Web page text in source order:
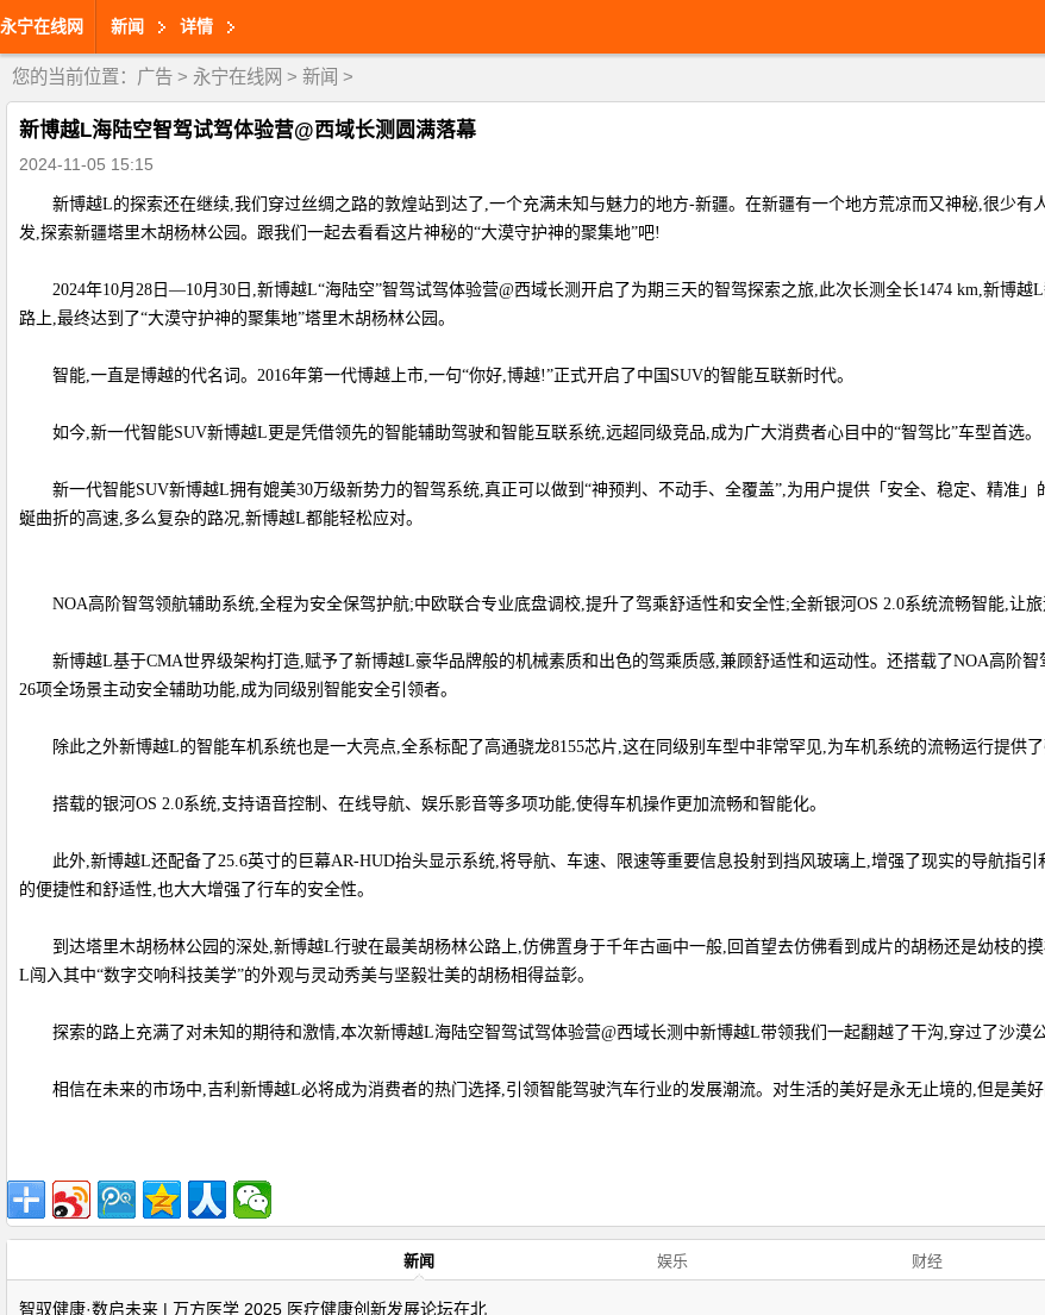
永宁在线网 新闻 详情
您的当前位置： 广告 > 永宁在线网 > 新闻 >
新博越L海陆空智驾试驾体验营@西域长测圆满落幕
2024-11-05 15:15
新博越L的探索还在继续,我们穿过丝绸之路的敦煌站到达了,一个充满未知与魅力的地方-新疆。在新疆有一个地方荒凉而又神秘,很少
发,探索新疆塔里木胡杨林公园。跟我们一起去看看这片神秘的“大漠守护神的聚集地”吧!
2024年10月28日—10月30日,新博越L“海陆空”智驾试驾体验营@西域长测开启了为期三天的智驾探索之旅,此次长测全长1474 km,新博
路上,最终达到了“大漠守护神的聚集地”塔里木胡杨林公园。
智能,一直是博越的代名词。2016年第一代博越上市,一句“你好,博越!”正式开启了中国SUV的智能互联新时代。
如今,新一代智能SUV新博越L更是凭借领先的智能辅助驾驶和智能互联系统,远超同级竞品,成为广大消费者心目中的“智驾比”车型首选。
新一代智能SUV新博越L拥有媲美30万级新势力的智驾系统,真正可以做到“神预判、不动手、全覆盖”,为用户提供「安全、稳定、精准
蜒曲折的高速,多么复杂的路况,新博越L都能轻松应对。
NOA高阶智驾领航辅助系统,全程为安全保驾护航;中欧联合专业底盘调校,提升了驾乘舒适性和安全性;全新银河OS 2.0系统流畅智能,让
新博越L基于CMA世界级架构打造,赋予了新博越L豪华品牌般的机械素质和出色的驾乘质感,兼顾舒适性和运动性。还搭载了NOA高阶
26项全场景主动安全辅助功能,成为同级别智能安全引领者。
除此之外新博越L的智能车机系统也是一大亮点,全系标配了高通骁龙8155芯片,这在同级别车型中非常罕见,为车机系统的流畅运行提供了
搭载的银河OS 2.0系统,支持语音控制、在线导航、娱乐影音等多项功能,使得车机操作更加流畅和智能化。
此外,新博越L还配备了25.6英寸的巨幕AR-HUD抬头显示系统,将导航、车速、限速等重要信息投射到挡风玻璃上,增强了现实的导航指
的便捷性和舒适性,也大大增强了行车的安全性。
到达塔里木胡杨林公园的深处,新博越L行驶在最美胡杨林公路上,仿佛置身于千年古画中一般,回首望去仿佛看到成片的胡杨还是幼枝的
L闯入其中“数字交响科技美学”的外观与灵动秀美与坚毅壮美的胡杨相得益彰。
探索的路上充满了对未知的期待和激情,本次新博越L海陆空智驾试驾体验营@西域长测中新博越L带领我们一起翻越了干沟,穿过了沙漠
相信在未来的市场中,吉利新博越L必将成为消费者的热门选择,引领智能驾驶汽车行业的发展潮流。对生活的美好是永无止境的,但是美
新闻 娱乐 财经
智驭健康·数启未来 | 万方医学 2025 医疗健康创新发展论坛在北